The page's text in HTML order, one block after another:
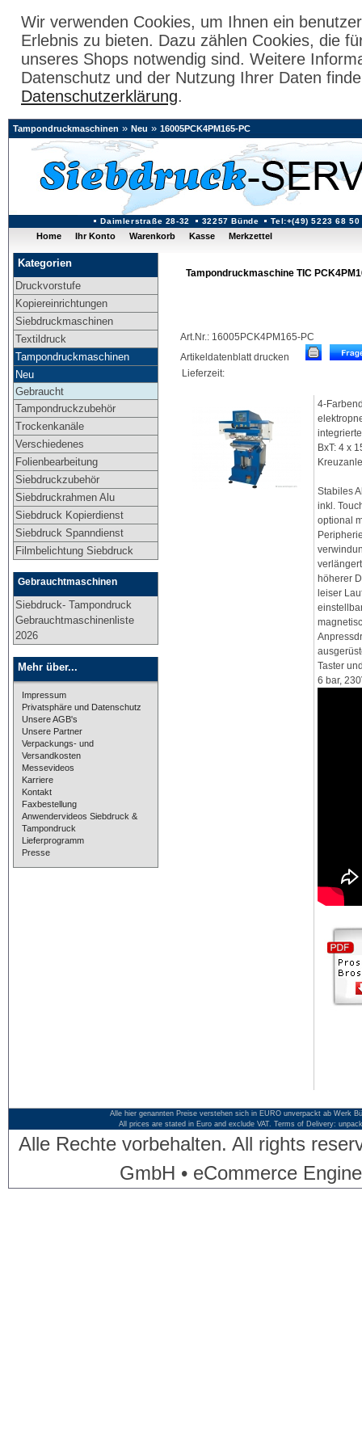
Wir verwenden Cookies, um Ihnen ein
Erlebnis zu bieten. Dazu zählen Cookies, die
unseres Shops notwendig sind. Weitere
Datenschutz und der Nutzung Ihrer Daten
Datenschutzerklärung.
Daimlerstraße 28-32 32257 Bünde Tel:+(49) 5223 68 50
Tampondruckmaschinen » Neu » 16005PCK4PM165-PC
Home Ihr Konto Warenkorb Kasse Merkzettel
Kategorien
Druckvorstufe
Kopiereinrichtungen
Siebdruckmaschinen
Textildruck
Tampondruckmaschinen
Neu
Gebraucht
Tampondruckzubehör
Trockenkanäle
Verschiedenes
Folienbearbeitung
Siebdruckzubehör
Siebdruckrahmen Alu
Siebdruck Kopierdienst
Siebdruck Spanndienst
Filmbelichtung Siebdruck
Gebrauchtmaschinen
Siebdruck- Tampondruck
Gebrauchtmaschinenliste
2026
Mehr über...
Impressum
Privatsphäre und Datenschutz
Unsere AGB's
Unsere Partner
Verpackungs- und
Versandkosten
Messevideos
Karriere
Kontakt
Faxbestellung
Anwendervideos Siebdruck &
Tampondruck
Lieferprogramm
Presse
Tampondruckmaschine TIC
Art.Nr.: 16005PCK4PM165-PC
Artikeldatenblatt drucken
Lieferzeit:
4-
BxT: 4 x
Stabiles
inkl.
optional
höherer
leiser
Taster
6 bar,
Alle hier genannten Preise verstehen sich in EURO unverpackt ab Werk
All prices are stated in Euro and exclude VAT. Terms of Delivery:
Alle Rechte vorbehalten. All rights
GmbH • eCommerce